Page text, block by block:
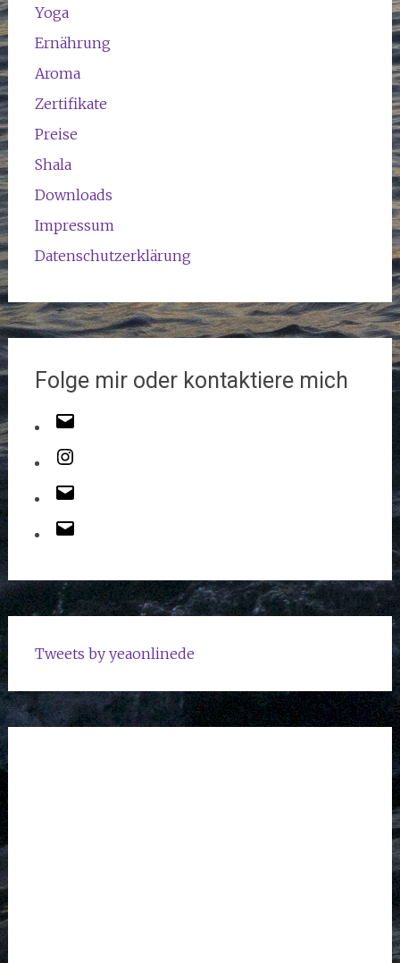
Yoga
Ernährung
Aroma
Zertifikate
Preise
Shala
Downloads
Impressum
Datenschutzerklärung
Folge mir oder kontaktiere mich
Tweets by yeaonlinede